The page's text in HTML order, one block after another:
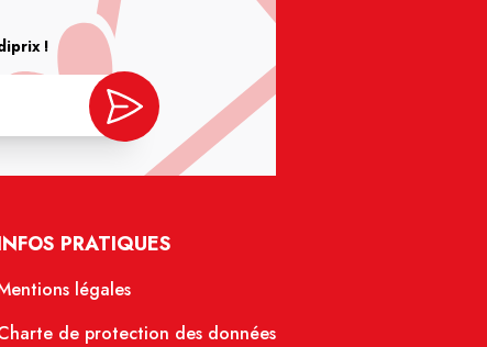
!
PRATIQUES
légales
de protection des données